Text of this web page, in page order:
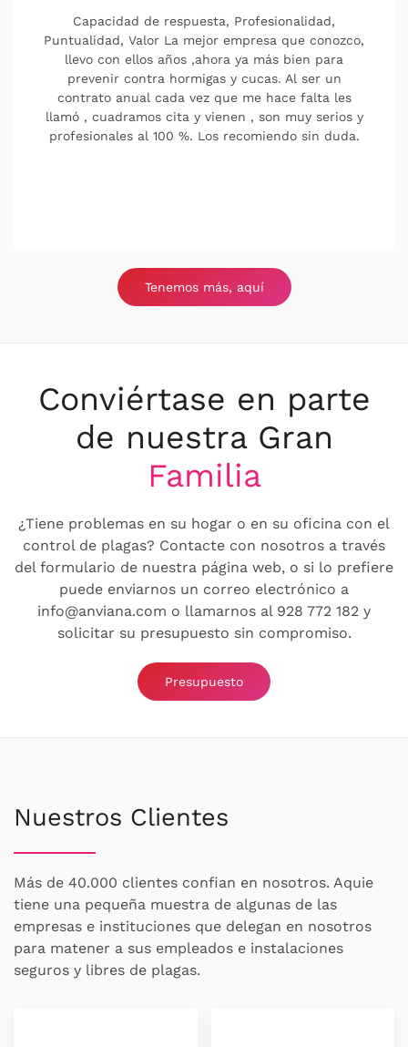
Capacidad de respuesta, Profesionalidad,
Puntualidad, Valor La mejor empresa que conozco,
llevo con ellos años ,ahora ya más bien para
prevenir contra hormigas y cucas. Al ser un
contrato anual cada vez que me hace falta les
llamó , cuadramos cita y vienen , son muy serios y
profesionales al 100 %. Los recomiendo sin duda.
Tenemos más, aquí
Conviértase en parte
de nuestra Gran
Familia
¿Tiene problemas en su hogar o en su oficina con el
control de plagas? Contacte con nosotros a través
del formulario de nuestra página web, o si lo prefiere
puede enviarnos un correo electrónico a
info@anviana.com o llamarnos al 928 772 182 y
solicitar su presupuesto sin compromiso.
Presupuesto
Nuestros Clientes
Más de 40.000 clientes confian en nosotros. Aquie
tiene una pequeña muestra de algunas de las
empresas e instituciones que delegan en nosotros
para matener a sus empleados e instalaciones
seguros y libres de plagas.